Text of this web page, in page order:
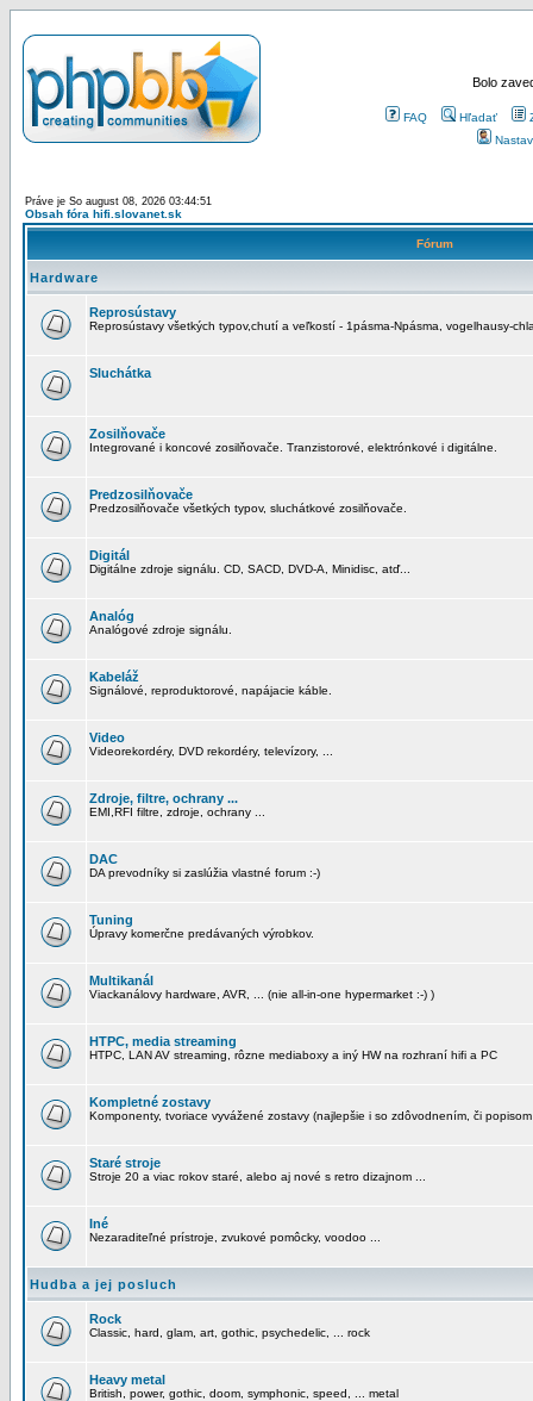
Bolo
FAQ Hľadať
Práve je So august 08, 2026 03:44:51
Obsah fóra hifi.slovanet.sk
Fórum
Hardware
Reprosústavy
Reprosústavy všetkých typov,chutí a veľkostí - 1pásma-Npásma, vogelhausy-
Sluchátka
Zosilňovače
Integrované i koncové zosilňovače. Tranzistorové, elektrónkové i digitálne.
Predzosilňovače
Predzosilňovače všetkých typov, sluchátkové zosilňovače.
Digitál
Digitálne zdroje signálu. CD, SACD, DVD-A, Minidisc, atď...
Analóg
Analógové zdroje signálu.
Kabeláž
Signálové, reproduktorové, napájacie káble.
Video
Videorekordéry, DVD rekordéry, televízory, ...
Zdroje, filtre, ochrany ...
EMI,RFI filtre, zdroje, ochrany ...
DAC
DA prevodníky si zaslúžia vlastné forum :-)
Tuning
Úpravy komerčne predávaných výrobkov.
Multikanál
Viackanálovy hardware, AVR, ... (nie all-in-one hypermarket :-) )
HTPC, media streaming
HTPC, LAN AV streaming, rôzne mediaboxy a iný HW na rozhraní hifi a PC
Kompletné zostavy
Komponenty, tvoriace vyvážené zostavy (najlepšie i so zdôvodnením, či
Staré stroje
Stroje 20 a viac rokov staré, alebo aj nové s retro dizajnom ...
Iné
Nezaraditeľné prístroje, zvukové pomôcky, voodoo ...
Hudba a jej posluch
Rock
Classic, hard, glam, art, gothic, psychedelic, ... rock
Heavy metal
British, power, gothic, doom, symphonic, speed, ... metal